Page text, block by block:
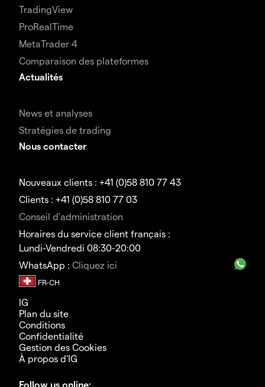
TradingView
ProRealTime
MetaTrader 4
Comparaison des plateformes
Actualités
News et analyses
Stratégies de trading
Nous contacter
Nouveaux clients : +41 (0)58 810 77 43
Clients : +41 (0)58 810 77 03
Conseil d'administration
Horaires du service client français :
Lundi-Vendredi 08:30-20:00
WhatsApp : Cliquez ici
IG
Plan du site
Conditions
Confidentialité
Gestion des Cookies
À propos d'IG
Follow us online: